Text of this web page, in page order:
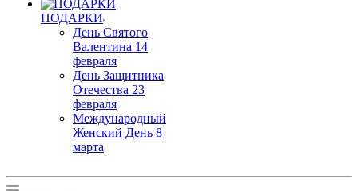
ПОДАРКИ
День Святого
Валентина 14
февраля
День Защитника
Отечества 23
февраля
Международный
Женский День 8
марта